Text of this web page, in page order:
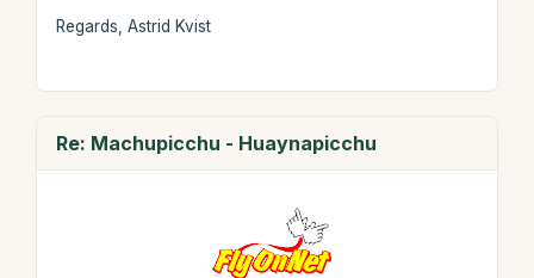
Regards, Astrid Kvist
Re: Machupicchu - Huaynapicchu